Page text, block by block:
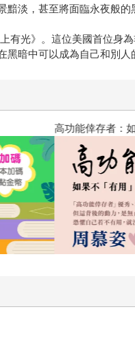
淡，甚至將面臨永夜般的
有光》。這位美國首位
暗中可以成為自己和別人
高功能